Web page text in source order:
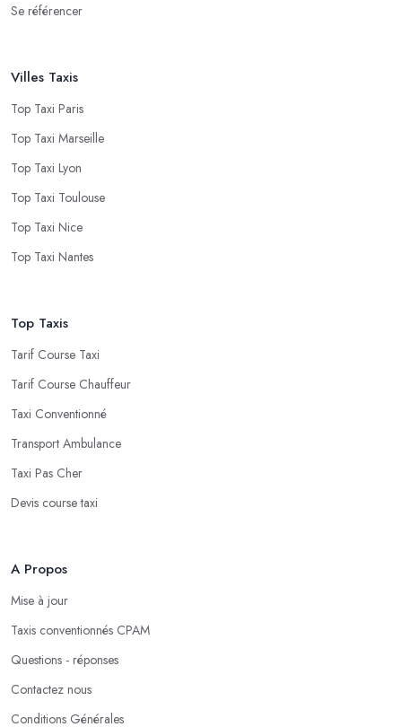
Se référencer
Villes Taxis
Top Taxi Paris
Top Taxi Marseille
Top Taxi Lyon
Top Taxi Toulouse
Top Taxi Nice
Top Taxi Nantes
Top Taxis
Tarif Course Taxi
Tarif Course Chauffeur
Taxi Conventionné
Transport Ambulance
Taxi Pas Cher
Devis course taxi
A Propos
Mise à jour
Taxis conventionnés CPAM
Questions - réponses
Contactez nous
Conditions Générales